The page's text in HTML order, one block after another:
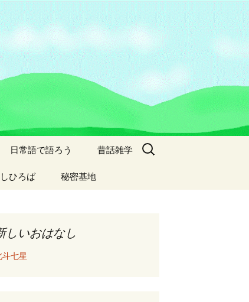
日常語で語ろう 昔話雑学
ひろば 秘密基地
検
しいおはなし
斗七星